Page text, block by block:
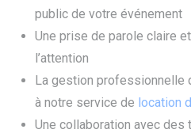
public de votre événement
Une prise de parole claire
l’attention
La gestion professionnelle
à notre service de location
Une collaboration avec des